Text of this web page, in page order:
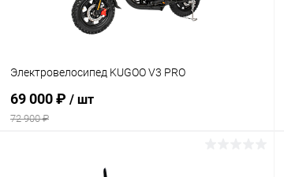
Электровелосипед KUGOO V3 PRO
69 000 ₽ / шт
72 900 ₽